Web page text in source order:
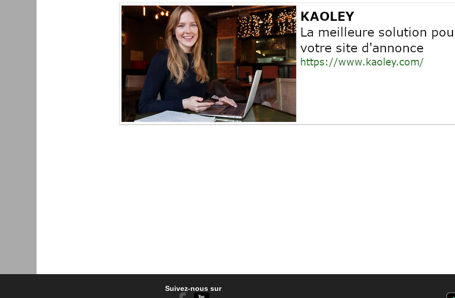
Suivez-nous sur